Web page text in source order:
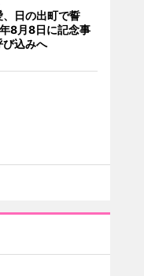
、日の出町で誓
8月8日に記念事
び込みへ